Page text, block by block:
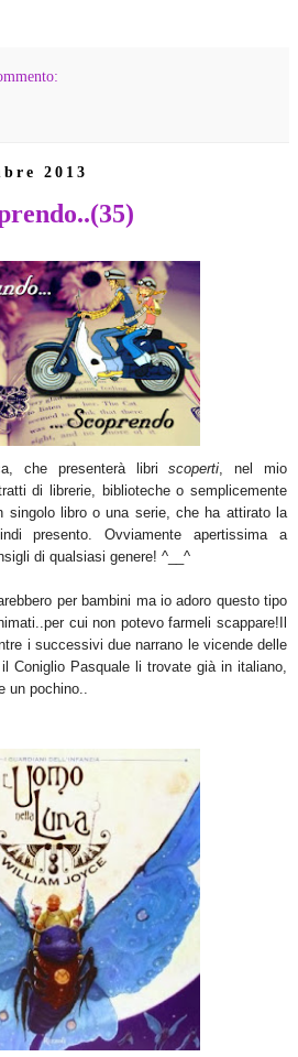
2013
che presenterà libriscoperti , nel mio
di librerie, biblioteche o semplicemente
singololibro o una serie, che ha attirato la
presento. Ovviamente apertissima a
di qualsiasi genere! ^__^
per bambini ma io adoro questo tipo
cui non potevo farmeli scappare!Il
i successivi due narrano le vicende delle
Coniglio Pasquale li trovate già in italiano,
pochino..